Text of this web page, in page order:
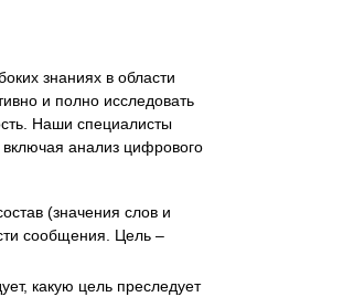
знаниях в области
и полно исследовать
Наши специалисты
анализ цифрового
(значения слов и
сообщения. Цель –
какую цель преследует